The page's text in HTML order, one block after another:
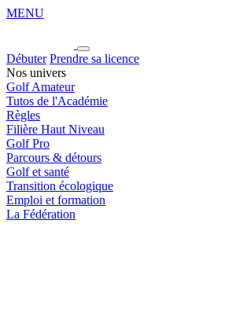
MENU
Débuter Prendre sa licence
Nos univers
Golf Amateur
Tutos de l'Académie
Règles
Filière Haut Niveau
Golf Pro
Parcours & détours
Golf et santé
Transition écologique
Emploi et formation
La Fédération